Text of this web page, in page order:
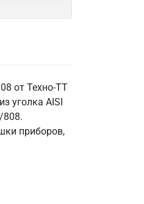
от Техно-ТТ
уголка AISI
808.
приборов,